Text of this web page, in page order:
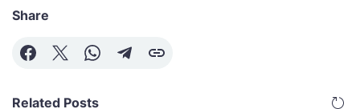
Share
Related Posts